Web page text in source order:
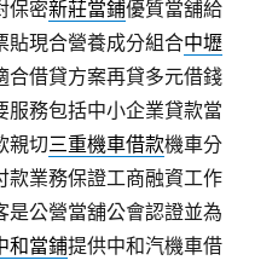
保密新莊當鋪優質當舖給
貼現合營養成分組合中壢
合借貸方案再貸多元借錢
服務包括中小企業貸款當
親切三重機車借款機車分
款業務保證工商融資工作
是公營當舖公會認證並為
和當鋪提供中和汽機車借